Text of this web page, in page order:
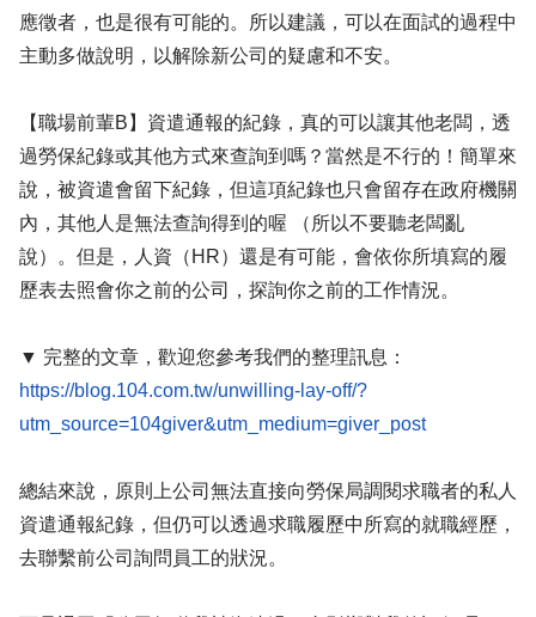
應徵者，也是很有可能的。所以建議，可以在面試的過程中
主動多做說明，以解除新公司的疑慮和不安。
【職場前輩B】資遣通報的紀錄，真的可以讓其他老闆，透
過勞保紀錄或其他方式來查詢到嗎？當然是不行的！簡單來
說，被資遣會留下紀錄，但這項紀錄也只會留存在政府機關
內，其他人是無法查詢得到的喔 （所以不要聽老闆亂
說）。但是，人資（HR）還是有可能，會依你所填寫的履
歷表去照會你之前的公司，探詢你之前的工作情況。
▼ 完整的文章，歡迎您參考我們的整理訊息：
https://blog.104.com.tw/unwilling-lay-off/?
utm_source=104giver&utm_medium=giver_post
總結來說，原則上公司無法直接向勞保局調閱求職者的私人
資遣通報紀錄，但仍可以透過求職履歷中所寫的就職經歷，
去聯繫前公司詢問員工的狀況。